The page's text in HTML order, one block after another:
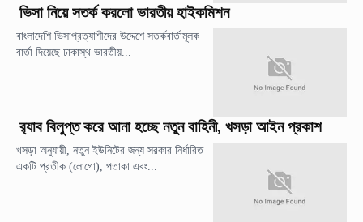
ভিসা নিয়ে সতর্ক করলো ভারতীয় হাইকমিশন
বাংলাদেশি ভিসাপ্রত্যাশীদের উদ্দেশে সতর্কবার্তামূলক
বার্তা দিয়েছে ঢাকাস্থ ভারতীয়...
র‍্যাব বিলুপ্ত করে আনা হচ্ছে নতুন বাহিনী, খসড়া আইন প্রকাশ
খসড়া অনুযায়ী, নতুন ইউনিটের জন্য সরকার নির্ধারিত
একটি প্রতীক (লোগো), পতাকা এবং...